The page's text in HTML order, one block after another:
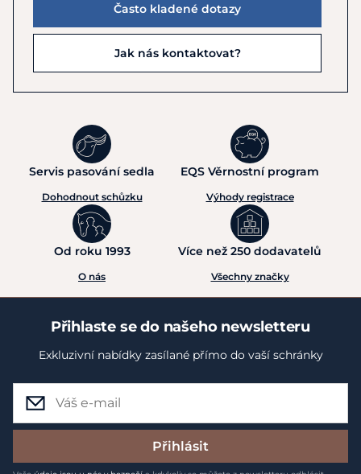
Často kladené dotazy
Jak nás kontaktovat?
Servis pasování sedla
Dohodnout schůzku
EQS Věrnostní program
Výhody registrace
Od roku 1993
O nás
Více než 250 dodavatelů
Všechny značky
Přihlaste se do našeho newsletteru
Exkluzivní nabídky zasílané přímo do vaší schránky
Přihlásit